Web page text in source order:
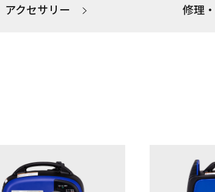
アクセサリー 修理